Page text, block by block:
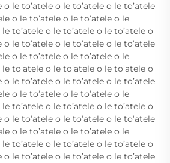
o le to’atele o le to’atele o le to’atele
o le to’atele o le to’atele o le
to’atele o le to’atele o le to’atele o
o le to’atele o le to’atele o le to’atele
o le to’atele o le to’atele o le
to’atele o le to’atele o le to’atele o
o le to’atele o le to’atele o le to’atele
o le to’atele o le to’atele o le
to’atele o le to’atele o le to’atele o
o le to’atele o le to’atele o le to’atele
o le to’atele o le to’atele o le
to’atele o le to’atele o le to’atele o
o le to’atele o le to’atele o le to’atele